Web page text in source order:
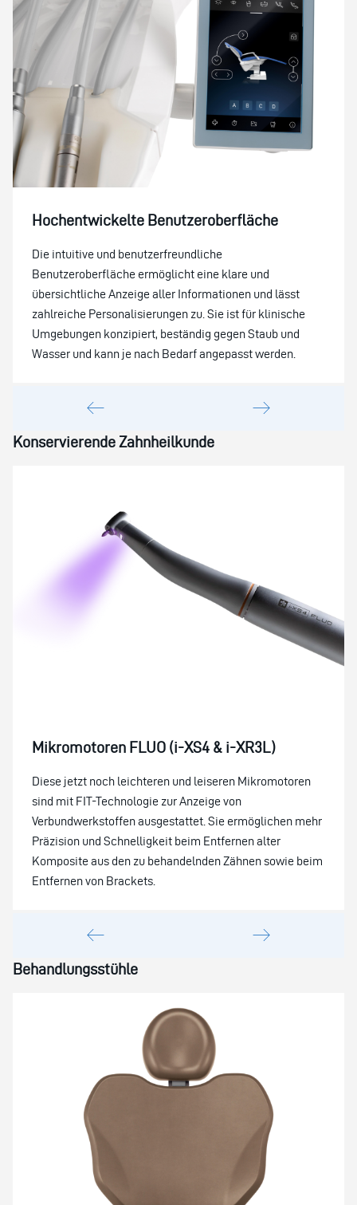
Hochentwickelte Benutzeroberfläche
Die intuitive und benutzerfreundliche
Benutzeroberfläche ermöglicht eine klare und
übersichtliche Anzeige aller Informationen und lässt
zahlreiche Personalisierungen zu. Sie ist für klinische
Umgebungen konzipiert, beständig gegen Staub und
Wasser und kann je nach Bedarf angepasst werden.
Konservierende Zahnheilkunde
Mikromotoren FLUO (i-XS4 & i-XR3L)
Diese jetzt noch leichteren und leiseren Mikromotoren
sind mit FIT-Technologie zur Anzeige von
Verbundwerkstoffen ausgestattet. Sie ermöglichen mehr
Präzision und Schnelligkeit beim Entfernen alter
Komposite aus den zu behandelnden Zähnen sowie beim
Entfernen von Brackets.
Behandlungsstühle